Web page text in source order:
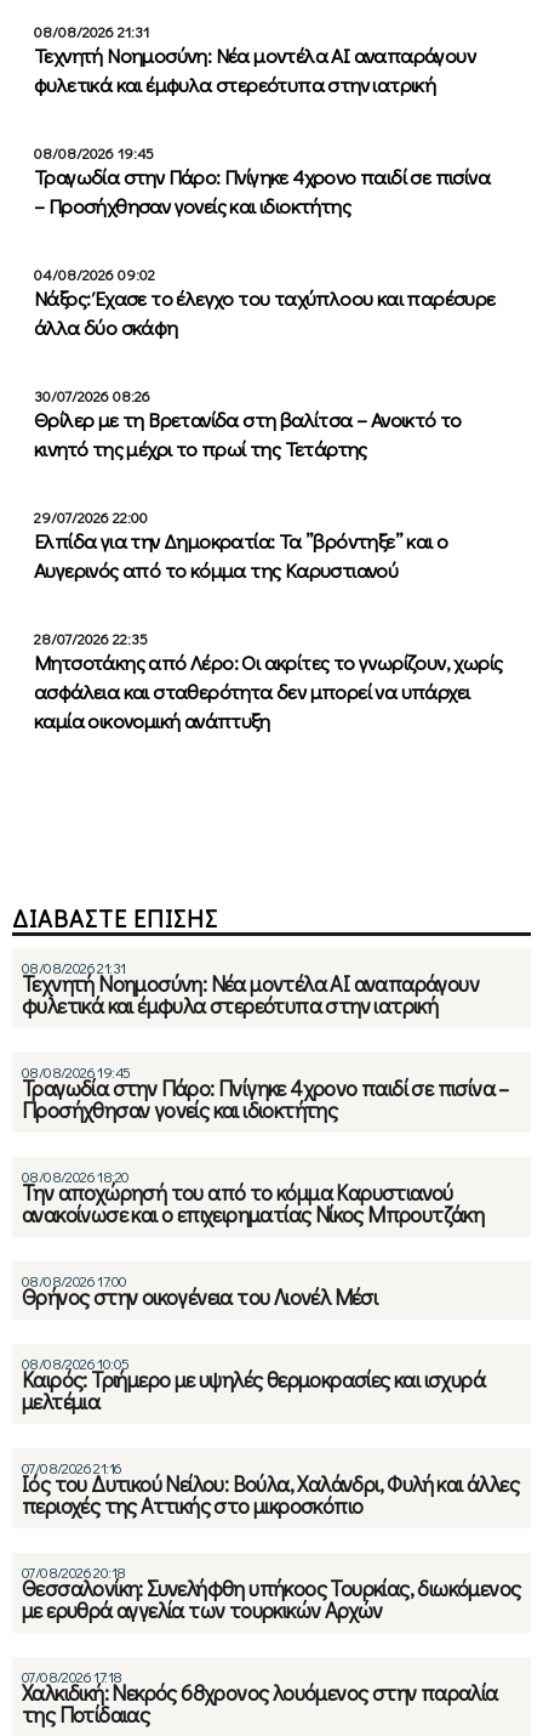
08/08/2026 21:31
Τεχνητή Νοημοσύνη: Νέα μοντέλα ΑΙ αναπαράγουν
φυλετικά και έμφυλα στερεότυπα στην ιατρική
08/08/2026 19:45
Τραγωδία στην Πάρο: Πνίγηκε 4χρονο παιδί σε πισίνα
– Προσήχθησαν γονείς και ιδιοκτήτης
04/08/2026 09:02
Νάξος: Έχασε το έλεγχο του ταχύπλοου και παρέσυρε
άλλα δύο σκάφη
30/07/2026 08:26
Θρίλερ με τη Βρετανίδα στη βαλίτσα – Ανοικτό το
κινητό της μέχρι το πρωί της Τετάρτης
29/07/2026 22:00
Ελπίδα για την Δημοκρατία: Τα ”βρόντηξε” και ο
Αυγερινός από το κόμμα της Καρυστιανού
28/07/2026 22:35
Μητσοτάκης από Λέρο: Οι ακρίτες το γνωρίζουν, χωρίς
ασφάλεια και σταθερότητα δεν μπορεί να υπάρχει
καμία οικονομική ανάπτυξη
ΔΙΑΒΑΣΤΕ ΕΠΙΣΗΣ
08/08/2026 21:31
Τεχνητή Νοημοσύνη: Νέα μοντέλα ΑΙ αναπαράγουν
φυλετικά και έμφυλα στερεότυπα στην ιατρική
08/08/2026 19:45
Τραγωδία στην Πάρο: Πνίγηκε 4χρονο παιδί σε πισίνα –
Προσήχθησαν γονείς και ιδιοκτήτης
08/08/2026 18:20
Την αποχώρησή του από το κόμμα Καρυστιανού
ανακοίνωσε και ο επιχειρηματίας Νίκος Μπρουτζάκη
08/08/2026 17:00
Θρήνος στην οικογένεια του Λιονέλ Μέσι
08/08/2026 10:05
Καιρός: Τριήμερο με υψηλές θερμοκρασίες και ισχυρά
μελτέμια
07/08/2026 21:16
Ιός του Δυτικού Νείλου: Βούλα, Χαλάνδρι, Φυλή και άλλες
περιοχές της Αττικής στο μικροσκόπιο
07/08/2026 20:18
Θεσσαλονίκη: Συνελήφθη υπήκοος Τουρκίας, διωκόμενος
με ερυθρά αγγελία των τουρκικών Αρχών
07/08/2026 17:18
Χαλκιδική: Νεκρός 68χρονος λουόμενος στην παραλία
της Ποτίδαιας